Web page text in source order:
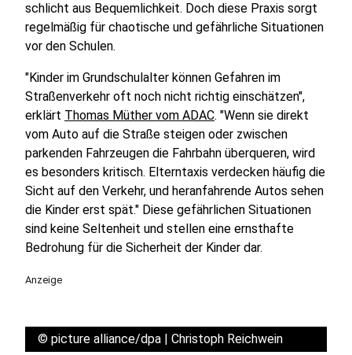
schlicht aus Bequemlichkeit. Doch diese Praxis sorgt
regelmäßig für chaotische und gefährliche Situationen
vor den Schulen.
"Kinder im Grundschulalter können Gefahren im
Straßenverkehr oft noch nicht richtig einschätzen",
erklärt Thomas Müther vom ADAC. "Wenn sie direkt
vom Auto auf die Straße steigen oder zwischen
parkenden Fahrzeugen die Fahrbahn überqueren, wird
es besonders kritisch. Elterntaxis verdecken häufig die
Sicht auf den Verkehr, und heranfahrende Autos sehen
die Kinder erst spät." Diese gefährlichen Situationen
sind keine Seltenheit und stellen eine ernsthafte
Bedrohung für die Sicherheit der Kinder dar.
Anzeige
© picture alliance/dpa | Christoph Reichwein